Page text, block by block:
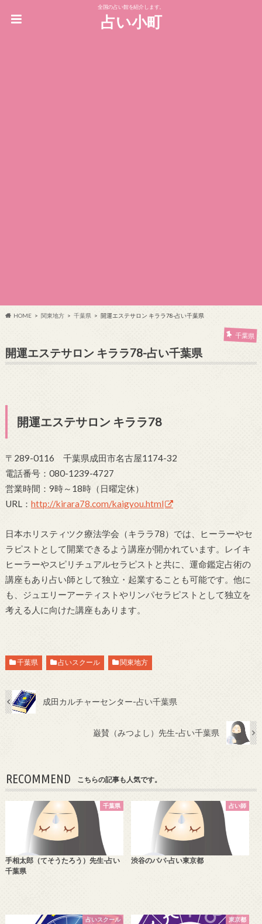
全国の占い館を紹介します。
占い小町
HOME 関東地方 千葉県 開運エステサロン キララ78-占い千葉県
千葉県
開運エステサロン キララ78-占い千葉県
開運エステサロン キララ78
〒289-0116 千葉県成田市名古屋1174-32
電話番号：080-1239-4727
営業時間：9時～18時（日曜定休）
URL： http://kirara78.com/kaigyou.html
日本ホリスティツク療法学会（キララ78）では、ヒーラーやセ
ラピストとして開業できるよう講座が開かれています。レイキ
ヒーラーやスピリチュアルセラピストと共に、運命鑑定占術の
講座もあり占い師として独立・起業することも可能です。他に
も、ジュエリーアーティストやリンパセラピストとして独立を
考える人に向けた講座もあります。
千葉県 占いスクール 関東地方
成田カルチャーセンター-占い千葉県
巌賛（みつよし）先生-占い千葉県
RECOMMEND こちらの記事も人気です。
千葉県
手相太郎（てそうたろう）先生-占い
千葉県
占い師
渋谷のパパ-占い東京都
占いスクール 東京都